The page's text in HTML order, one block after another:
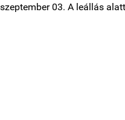
03. A leállás